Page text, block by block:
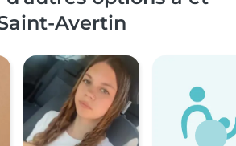
Avertin